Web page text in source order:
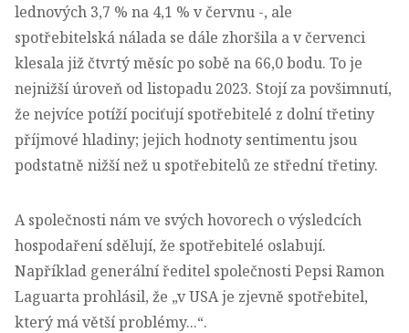
lednových 3,7 % na 4,1 % v červnu -, ale
spotřebitelská nálada se dále zhoršila a v červenci
klesala již čtvrtý měsíc po sobě na 66,0 bodu. To je
nejnižší úroveň od listopadu 2023. Stojí za povšimnutí,
že nejvíce potíží pociťují spotřebitelé z dolní třetiny
příjmové hladiny; jejich hodnoty sentimentu jsou
podstatně nižší než u spotřebitelů ze střední třetiny.
A společnosti nám ve svých hovorech o výsledcích
hospodaření sdělují, že spotřebitelé oslabují.
Například generální ředitel společnosti Pepsi Ramon
Laguarta prohlásil, že „v USA je zjevně spotřebitel,
který má větší problémy...“.